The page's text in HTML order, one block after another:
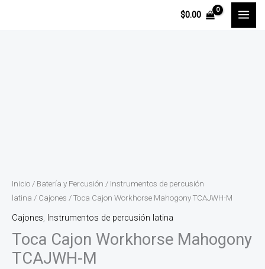
$0.00
Inicio / Batería y Percusión / Instrumentos de percusión
latina / Cajones / Toca Cajon Workhorse Mahogony TCAJWH-M
Cajones, Instrumentos de percusión latina
Toca Cajon Workhorse Mahogony
TCAJWH-M